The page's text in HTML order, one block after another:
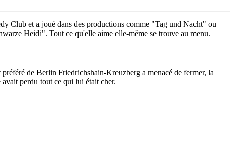
Club et a joué dans des productions comme "Tag und Nacht" ou
Heidi". Tout ce qu'elle aime elle-même se trouve au menu.
de Berlin Friedrichshain-Kreuzberg a menacé de fermer, la
avait perdu tout ce qui lui était cher.